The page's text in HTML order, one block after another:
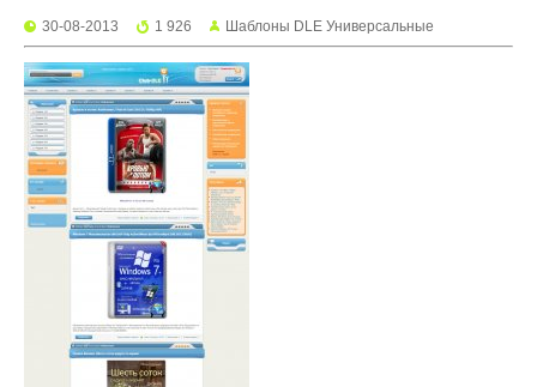
30-08-2013 1 926 Шаблоны DLE Универсальные